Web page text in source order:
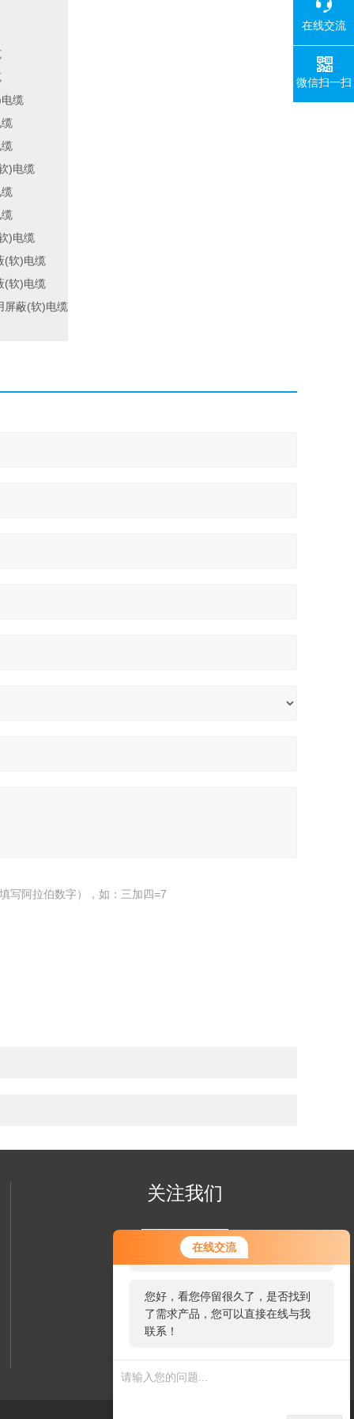
在线交流
您好！欢迎前来咨询，很高兴为您
服务，请问您要咨询什么问题呢？
您好，看您停留很久了，是否找到
了需求产品，您可以直接在线与我
联系！
电缆
)电缆
)电缆
(软)电缆
(软)电缆
屏蔽(软)电缆
写阿拉伯数字），如：三加四=7
关注我们
欢迎您关注我们的微信公众号
在线交流
微信扫一扫